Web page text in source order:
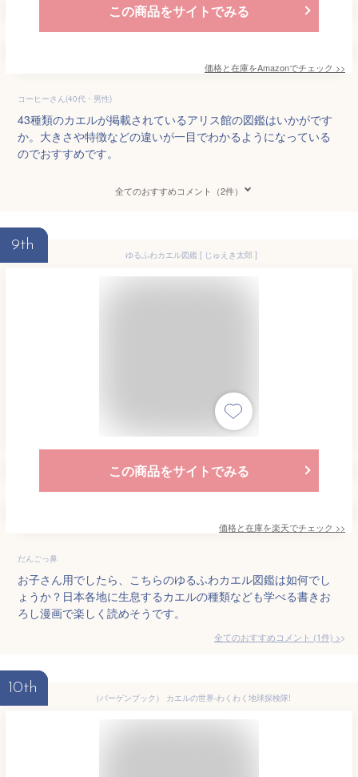
この商品をサイトでみる
価格と在庫をAmazonでチェック >>
コーヒーさん(40代・男性)
43種類のカエルが掲載されているアリス館の図鑑はいかがです
か。大きさや特徴などの違いが一目でわかるようになっている
のでおすすめです。
全てのおすすめコメント（2件）
9th
ゆるふわカエル図鑑 [ じゅえき太郎 ]
この商品をサイトでみる
価格と在庫を楽天でチェック >>
だんごっ鼻
お子さん用でしたら、こちらのゆるふわカエル図鑑は如何でし
ょうか？日本各地に生息するカエルの種類なども学べる書きお
ろし漫画で楽しく読めそうです。
全てのおすすめコメント (1件) >
10th
（バーゲンブック） カエルの世界-わくわく地球探検隊!